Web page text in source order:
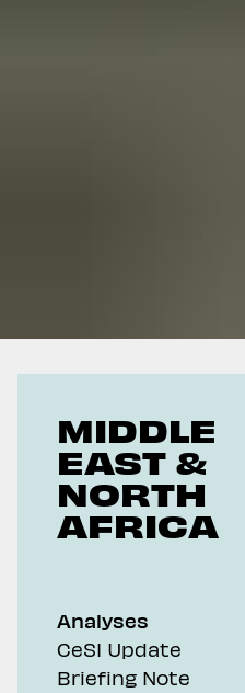
MIDDLE
EAST &
NORTH
AFRICA
Analyses
CeSI Update
Briefing Note